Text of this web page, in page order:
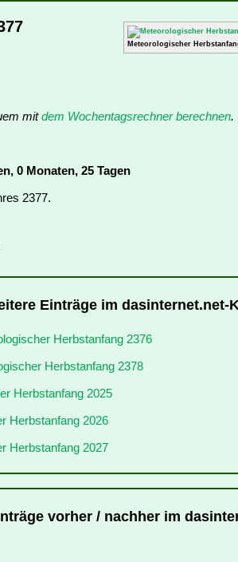
Meteorologischer
mitdem Wochentagsrechner berechnen.
0 Monaten, 25 Tagen
2377.
Einträge im dasinternet.net-
Herbstanfang 2376
Herbstanfang 2378
Herbstanfang 2025
Herbstanfang 2026
Herbstanfang 2027
vorher / nachher im